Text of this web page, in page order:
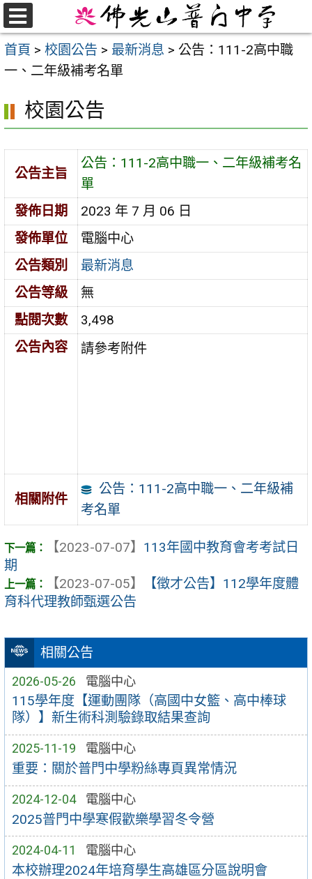
跳
至
主
要
首頁 > 校園公告 > 最新消息 > 公告：111-2高中職
一、二年級補考名單
相關公告
2026-05-26 電腦中心
115學年度【運動團隊（高國中女籃、高中棒球
隊）】新生術科測驗錄取結果查詢
2025-11-19 電腦中心
重要：關於普門中學粉絲專頁異常情況
2024-12-04 電腦中心
2025普門中學寒假歡樂學習冬令營
2024-04-11 電腦中心
本校辦理2024年培育學生高雄區分區說明會
校園公告
公告主旨
公告：111-2高中職一、二年級補考名
單
發佈日期
2023 年 7 月 06 日
發佈單位
電腦中心
公告類別
最新消息
公告等級
無
點閱次數
3,498
公告內容
請參考附件
相關附件
公告：111-2高中職一、二年級補
考名單
【2023-07-07】 113年國中教育會考考試日
期
【2023-07-05】
【徵才公告】112學年度體
育科代理教師甄選公告
選
單